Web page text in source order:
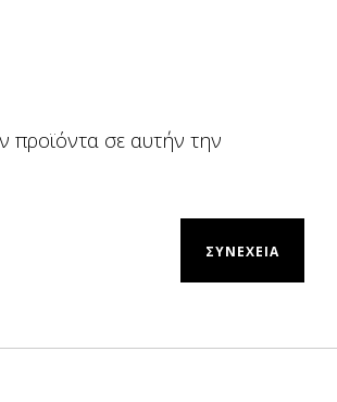
προϊόντα σε αυτήν την
ΣΥΝΈΧΕΙΑ